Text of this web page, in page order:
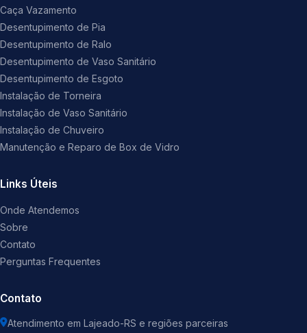
Caça Vazamento
Desentupimento de Pia
Desentupimento de Ralo
Desentupimento de Vaso Sanitário
Desentupimento de Esgoto
Instalação de Torneira
Instalação de Vaso Sanitário
Instalação de Chuveiro
Manutenção e Reparo de Box de Vidro
Links Úteis
Onde Atendemos
Sobre
Contato
Perguntas Frequentes
Contato
Atendimento em Lajeado-RS e regiões parceiras